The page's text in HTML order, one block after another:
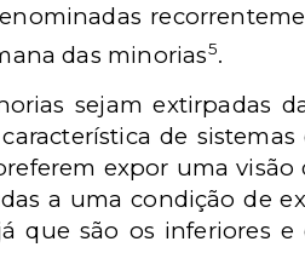
das minorias5.
sejam extirpadas
de
expor uma
a uma condição de
que são os inferiores e